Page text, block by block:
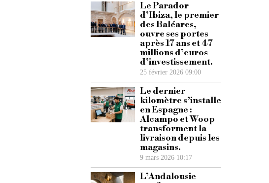
Le Parador
d’Ibiza, le premier
des Baléares,
ouvre ses portes
après 17 ans et 47
millions d’euros
d’investissement.
25 février 2026 09:00
Le dernier
kilomètre s’installe
en Espagne :
Alcampo et Woop
transforment la
livraison depuis les
magasins.
9 mars 2026 10:17
L’Andalousie